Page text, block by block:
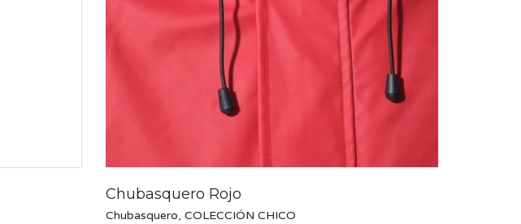
Chubasquero Rojo
Chubasquero,COLECCIÓN CHICO